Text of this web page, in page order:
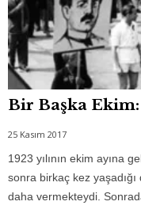
Bir Başka
25 Kasım 2017
1923 yılının ekim ayına
sonra birkaç kez
daha vermekteydi.